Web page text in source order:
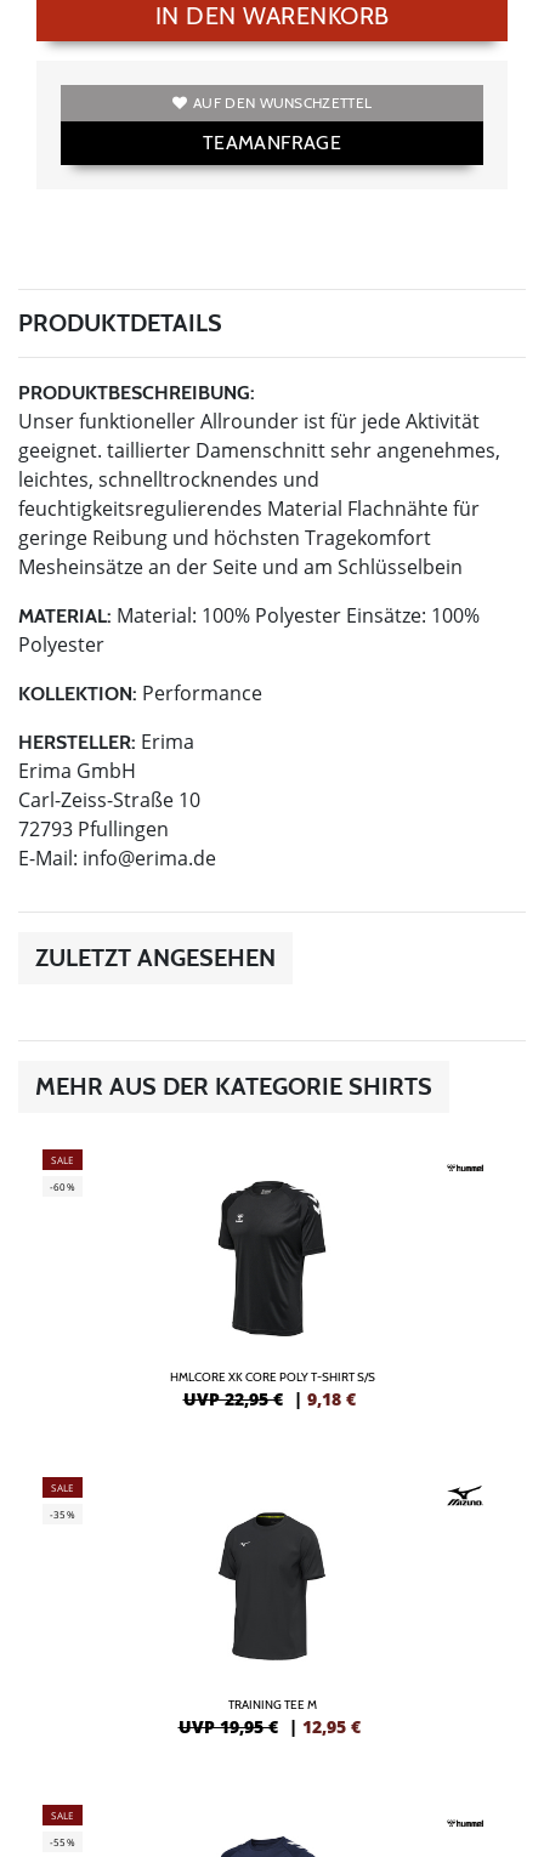
IN DEN WARENKORB
AUF DEN WUNSCHZETTEL
TEAMANFRAGE
PRODUKTDETAILS
PRODUKTBESCHREIBUNG:
Unser funktioneller Allrounder ist für jede Aktivität
geeignet. taillierter Damenschnitt sehr angenehmes,
leichtes, schnelltrocknendes und
feuchtigkeitsregulierendes Material Flachnähte für
geringe Reibung und höchsten Tragekomfort
Mesheinsätze an der Seite und am Schlüsselbein
MATERIAL: Material: 100% Polyester Einsätze: 100%
Polyester
KOLLEKTION: Performance
HERSTELLER: Erima
Erima GmbH
Carl-Zeiss-Straße 10
72793 Pfullingen
E-Mail: info@erima.de
ZULETZT ANGESEHEN
MEHR AUS DER KATEGORIE SHIRTS
SALE
-60%
HMLCORE XK CORE POLY T-SHIRT S/S
UVP 22,95 € | 9,18 €
SALE
-35%
TRAINING TEE M
UVP 19,95 € | 12,95 €
SALE
-55%